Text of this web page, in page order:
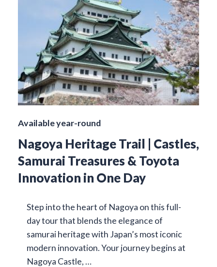
Available year-round
Nagoya Heritage Trail | Castles,
Samurai Treasures & Toyota
Innovation in One Day
Step into the heart of Nagoya on this full-
day tour that blends the elegance of
samurai heritage with Japan’s most iconic
modern innovation. Your journey begins at
Nagoya Castle, …